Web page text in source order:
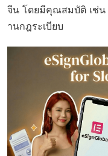
จีน โดยมีคุณสมบัติ เช่
านกฎระเบียบ